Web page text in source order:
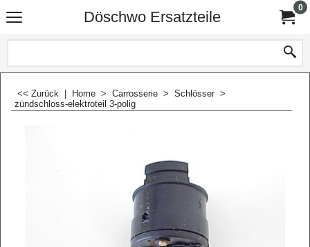
Döschwo Ersatzteile
0
<< Zurück Home > Carrosserie > Schlösser >
zündschloss-elektroteil 3-polig